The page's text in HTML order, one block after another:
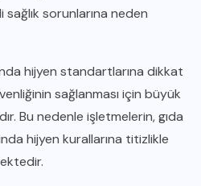
sağlık sorunlarına neden
hijyen standartlarına dikkat
sağlanması için büyük
Bu nedenle işletmelerin, gıda
hijyen kurallarına titizlikle